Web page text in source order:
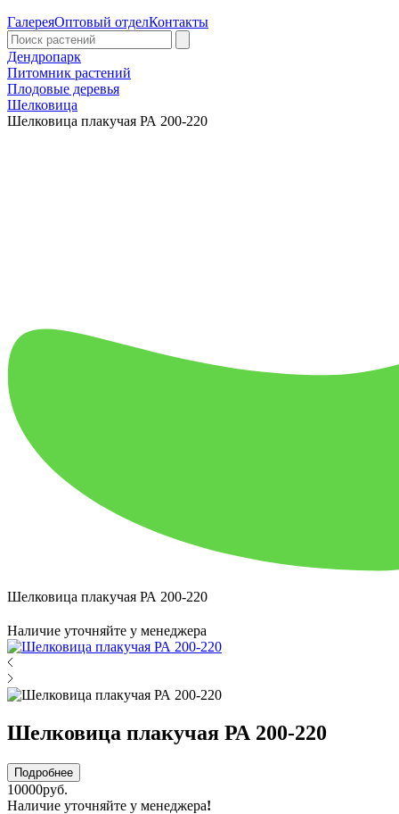
ГалереяОптовый отделКонтакты
Дендропарк
Питомник растений
Плодовые деревья
Шелковица
Шелковица плакучая РА 200-220
Шелковица плакучая РА 200-220
Наличие уточняйте у менеджера
Шелковица плакучая РА 200-220
Подробнее
10000руб.
Наличие уточняйте у менеджера!